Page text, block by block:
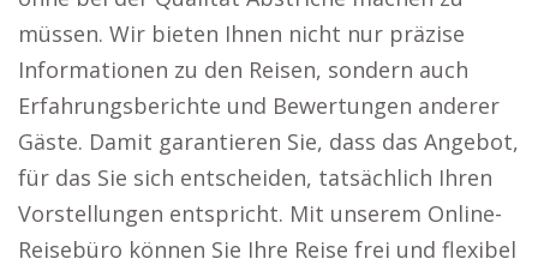
müssen. Wir bieten Ihnen nicht nur präzise
Informationen zu den Reisen, sondern auch
Erfahrungsberichte und Bewertungen anderer
Gäste. Damit garantieren Sie, dass das Angebot,
für das Sie sich entscheiden, tatsächlich Ihren
Vorstellungen entspricht. Mit unserem Online-
Reisebüro können Sie Ihre Reise frei und flexibel